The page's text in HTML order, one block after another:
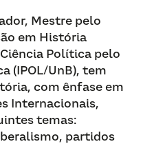
Mestre pelo
em História
Política pelo
(IPOL/UnB), tem
com ênfase em
Internacionais,
temas:
partidos